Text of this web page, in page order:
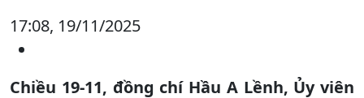
17:08, 19/11/2025
Chiều 19-11, đồng chí Hầu A Lềnh, Ủy viên